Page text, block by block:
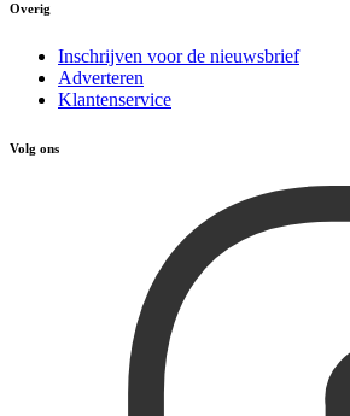
Overig
Inschrijven voor de nieuwsbrief
Adverteren
Klantenservice
Volg ons